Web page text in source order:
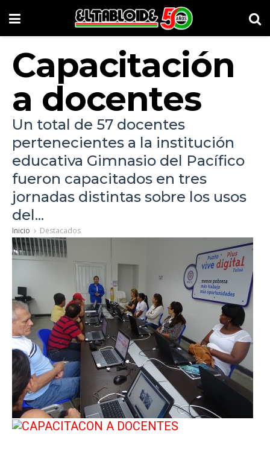
Capacitación
a docentes
Un total de 57 docentes
pertenecientes a la institución
educativa Gimnasio del Pacífico
fueron capacitados en tres
jornadas distintas sobre los usos
del...
Inicio Destacados